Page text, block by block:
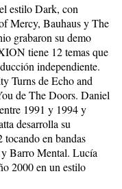
estilo Dark, con
Mercy, Bauhaus y The
grabaron su demo
tiene 12 temas que
independiente.
Turns de Echo and
de The Doors. Daniel
1991 y 1994 y
desarrolla su
en bandas
Barro Mental. Lucía
2000 en un estilo